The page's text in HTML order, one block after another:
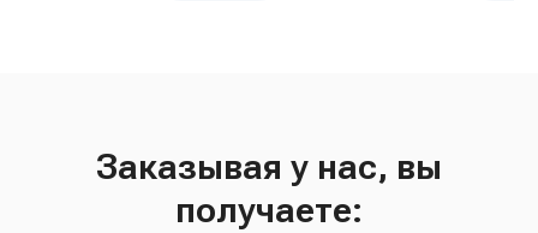
Заказывая у нас, вы
получаете: